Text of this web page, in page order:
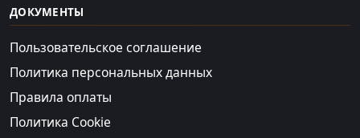
ДОКУМЕНТЫ
Пользовательское соглашение
Политика персональных данных
Правила оплаты
Политика Cookie